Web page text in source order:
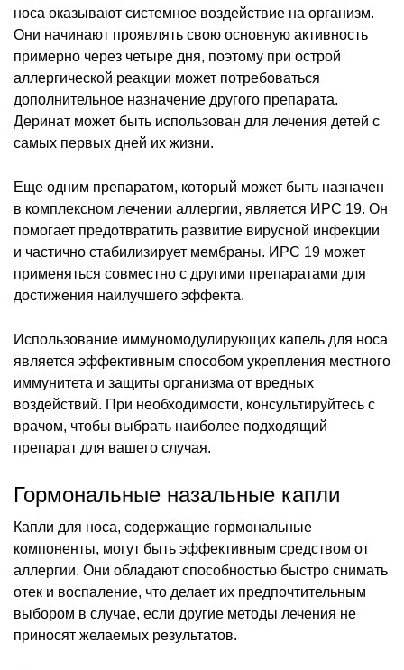
носа оказывают системное воздействие на организм.
Они начинают проявлять свою основную активность
примерно через четыре дня, поэтому при острой
аллергической реакции может потребоваться
дополнительное назначение другого препарата.
Деринат может быть использован для лечения детей с
самых первых дней их жизни.
Еще одним препаратом, который может быть назначен
в комплексном лечении аллергии, является ИРС 19. Он
помогает предотвратить развитие вирусной инфекции
и частично стабилизирует мембраны. ИРС 19 может
применяться совместно с другими препаратами для
достижения наилучшего эффекта.
Использование иммуномодулирующих капель для носа
является эффективным способом укрепления местного
иммунитета и защиты организма от вредных
воздействий. При необходимости, консультируйтесь с
врачом, чтобы выбрать наиболее подходящий
препарат для вашего случая.
Гормональные назальные капли
Капли для носа, содержащие гормональные
компоненты, могут быть эффективным средством от
аллергии. Они обладают способностью быстро снимать
отек и воспаление, что делает их предпочтительным
выбором в случае, если другие методы лечения не
приносят желаемых результатов.